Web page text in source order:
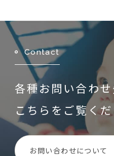
Contact
各種お問い合わ
こちらをご覧く
お問い合わせについて